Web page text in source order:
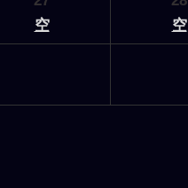
空
空